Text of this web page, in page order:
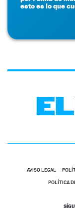
esto es lo que
AVISO LEGAL
POLÍTICA